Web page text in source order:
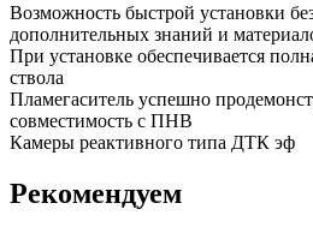
Возможность быстрой установки
дополнительных знаний и
При установке обеспечивается
ствола
Пламегаситель успешно
совместимость с ПНВ
Камеры реактивного типа ДТК эф
Рекомендуем